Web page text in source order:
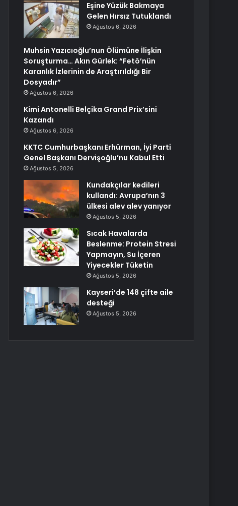
Eşine Yüzük Bakmaya
Gelen Hırsız Tutuklandı
Ağustos 6, 2026
Muhsin Yazıcıoğlu’nun Ölümüne İlişkin
Soruşturma… Akın Gürlek: “Fetö’nün
Karanlık İzlerinin de Araştırıldığı Bir
Dosyadır”
Ağustos 6, 2026
Kimi Antonelli Belçika Grand Prix’sini
Kazandı
Ağustos 6, 2026
KKTC Cumhurbaşkanı Erhürman, İyi Parti
Genel Başkanı Dervişoğlu’nu Kabul Etti
Ağustos 5, 2026
Kundakçılar kedileri
kullandı: Avrupa’nın 3
ülkesi alev alev yanıyor
Ağustos 5, 2026
Sıcak Havalarda
Beslenme: Protein Stresi
Yapmayın, Su İçeren
Yiyecekler Tüketin
Ağustos 5, 2026
Kayseri’de 148 çifte aile
desteği
Ağustos 5, 2026